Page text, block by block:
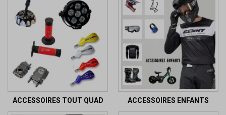
ACCESSOIRES TOUT QUAD ACCESSOIRES ENFANTS